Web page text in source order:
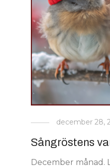
december 28,
Sångröstens
December månad.